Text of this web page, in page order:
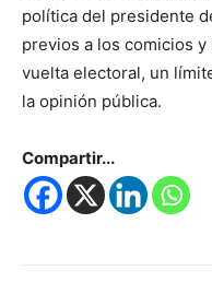
política del presidente
previos a los comicios
vuelta electoral, un
la opinión pública.
Compartir...